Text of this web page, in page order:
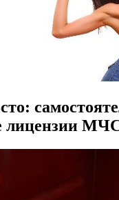
лицензии